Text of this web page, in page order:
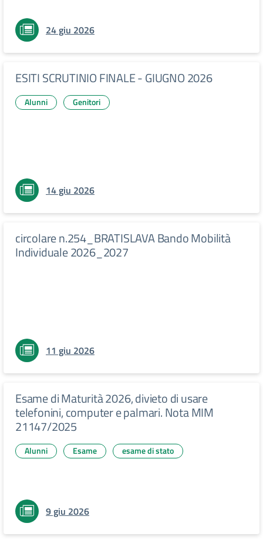
24 giu 2026
ESITI SCRUTINIO FINALE - GIUGNO 2026
Alunni Genitori
14 giu 2026
circolare n.254_BRATISLAVA Bando Mobilità
Individuale 2026_2027
11 giu 2026
Esame di Maturità 2026, divieto di usare
telefonini, computer e palmari. Nota MIM
21147/2025
Alunni Esame esame di stato
9 giu 2026